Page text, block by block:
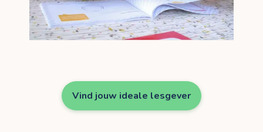
Vind jouw ideale lesgever